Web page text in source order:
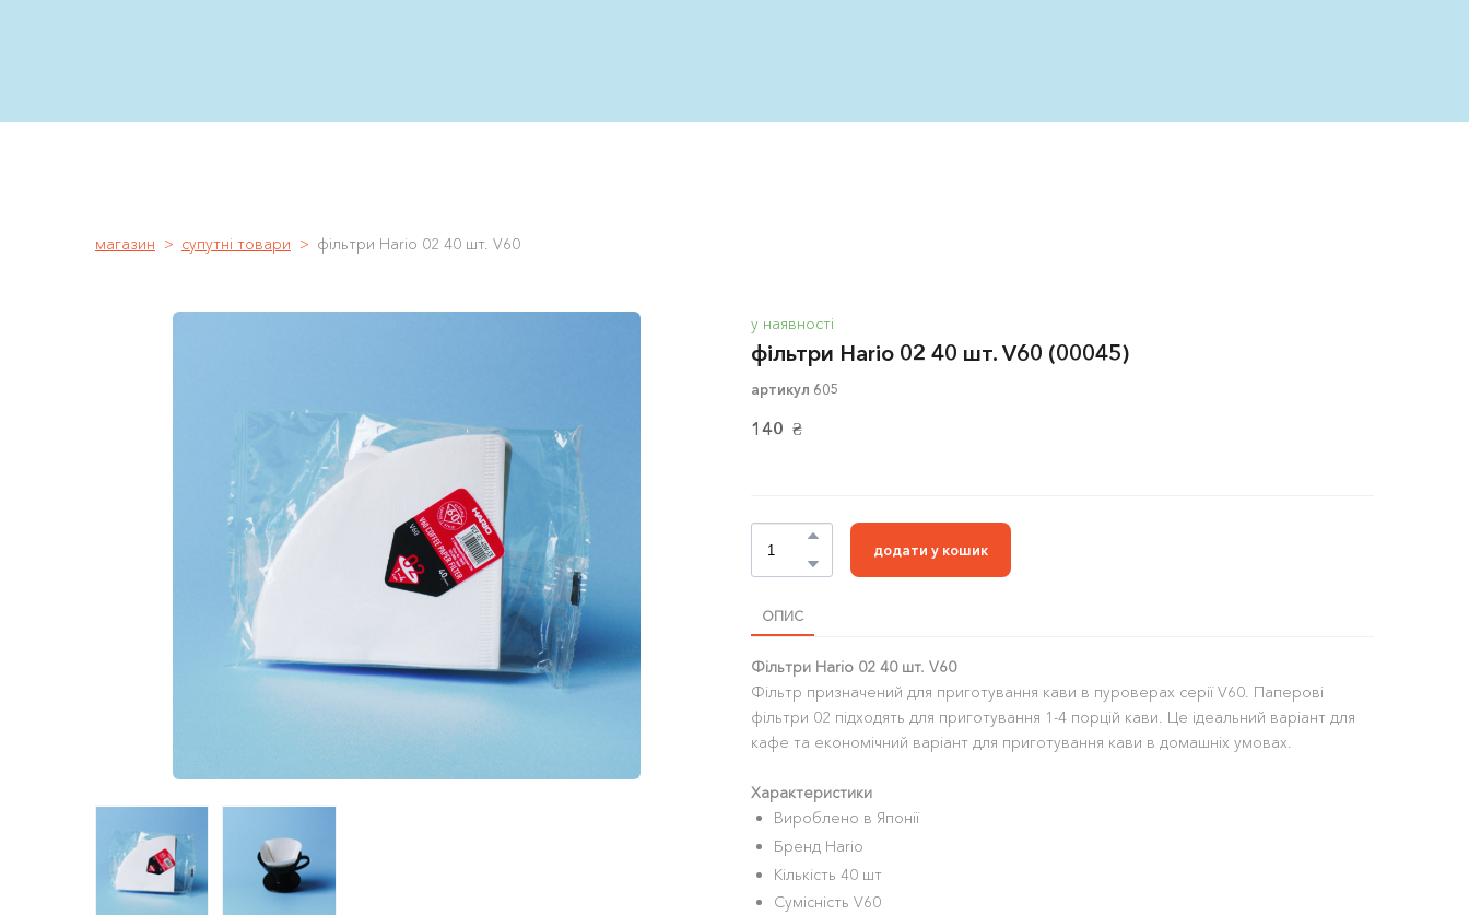
магазин супутні товари фільтри Hario 02 40 шт. V60
у наявності
фільтри Hario 02 40 шт. V60 (00045)
артикул 605
140  ₴
додати у кошик
ОПИС
Фільтри Hario 02 40 шт. V60
Фільтр призначений для приготування кави в пуроверах серії V60. Паперові
фільтри 02 підходять для приготування 1-4 порцій кави. Це ідеальний варіант для
кафе та економічний варіант для приготування кави в домашніх умовах.
Характеристики
Вироблено в Японії
Бренд Hario
Кількість 40 шт
Сумісність V60